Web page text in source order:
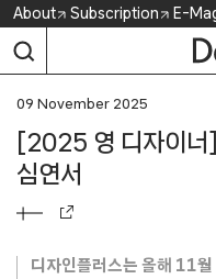
Skip
content
About Subscription E-
09 November 2025
[2025 영 디자이너
심연서
디자인플러스는 올해 11